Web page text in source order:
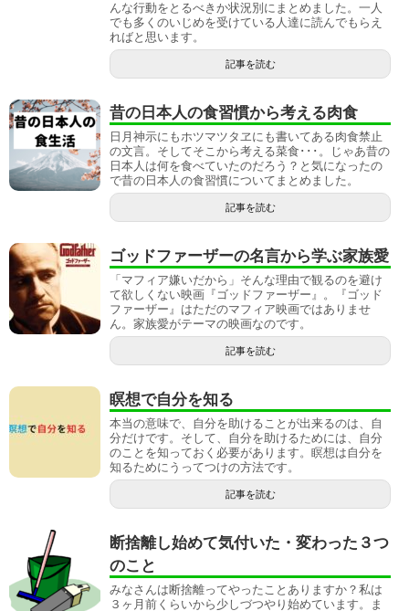
んな行動をとるべきか状況別にまとめました。一人
でも多くのいじめを受けている人達に読んでもらえ
ればと思います。
記事を読む
昔の日本人の食習慣から考える肉食
日月神示にもホツマツタヱにも書いてある肉食禁止
の文言。そしてそこから考える菜食･･･。じゃあ昔の
日本人は何を食べていたのだろう？と気になったの
で昔の日本人の食習慣についてまとめました。
記事を読む
ゴッドファーザーの名言から学ぶ家族愛
「マフィア嫌いだから」そんな理由で観るのを避け
て欲しくない映画『ゴッドファーザー』。『ゴッド
ファーザー』はただのマフィア映画ではありませ
ん。家族愛がテーマの映画なのです。
記事を読む
瞑想で自分を知る
本当の意味で、自分を助けることが出来るのは、自
分だけです。そして、自分を助けるためには、自分
のことを知っておく必要があります。瞑想は自分を
知るためにうってつけの方法です。
記事を読む
断捨離し始めて気付いた・変わった３つ
のこと
みなさんは断捨離ってやったことありますか？私は
３ヶ月前くらいから少しづつやり始めています。ま